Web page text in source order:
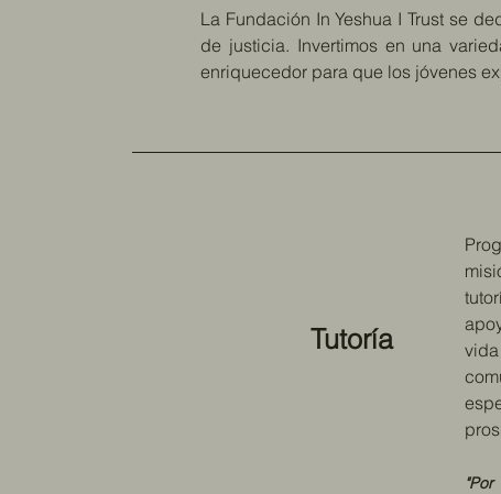
La Fundación In Yeshua I Trust se
de justicia. Invertimos en una
enriquecedor para que los jóvenes
Tutoría